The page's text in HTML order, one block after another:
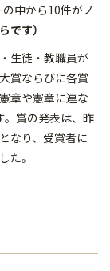
中から10件がノ
です）
生徒・教職員が
賞ならびに各賞
章や憲章に連な
。賞の発表は、昨
なり、受賞者に
た。